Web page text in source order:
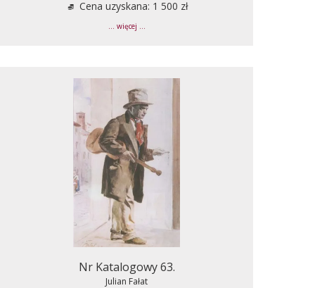
Cena uzyskana: 1 500 zł
... więcej ...
Nr Katalogowy 63.
Julian Fałat